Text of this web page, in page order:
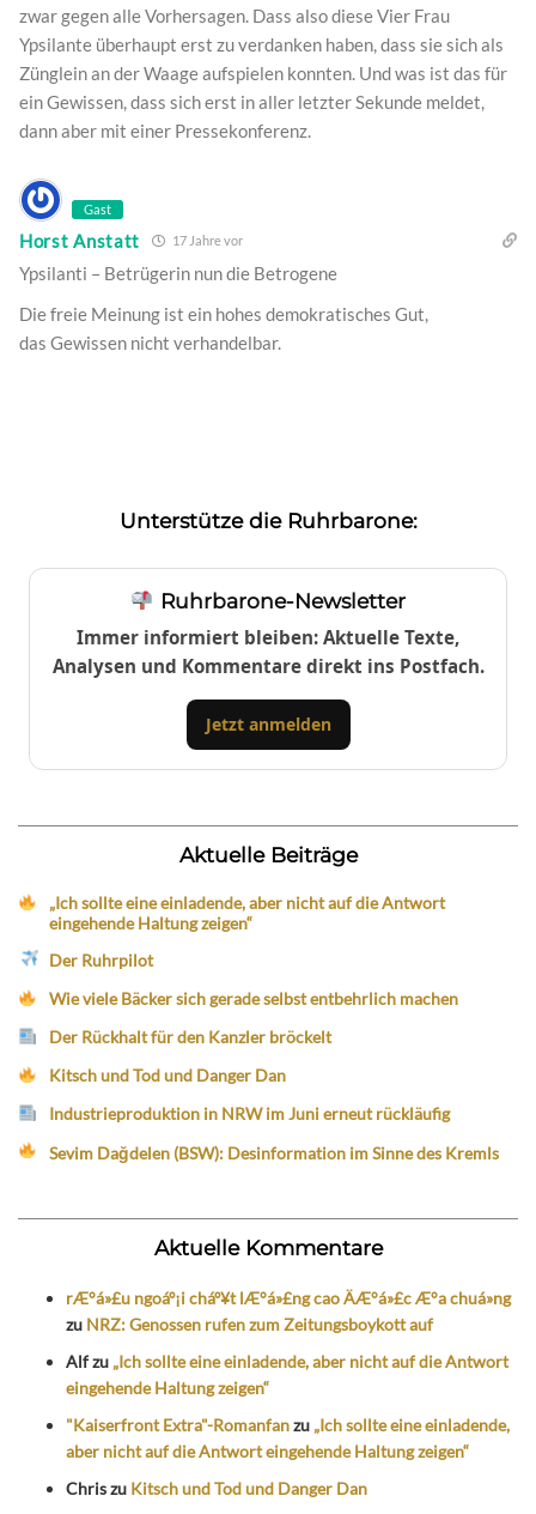
zwar gegen alle Vorhersagen. Dass also diese Vier Frau
Ypsilante überhaupt erst zu verdanken haben, dass sie sich als
Zünglein an der Waage aufspielen konnten. Und was ist das für
ein Gewissen, dass sich erst in aller letzter Sekunde meldet,
dann aber mit einer Pressekonferenz.
Gast
Horst Anstatt 17 Jahre vor
Ypsilanti – Betrügerin nun die Betrogene
Die freie Meinung ist ein hohes demokratisches Gut,
das Gewissen nicht verhandelbar.
Unterstütze die Ruhrbarone:
Ruhrbarone-Newsletter
Immer informiert bleiben: Aktuelle Texte,
Analysen und Kommentare direkt ins Postfach.
Jetzt anmelden
Aktuelle Beiträge
„Ich sollte eine einladende, aber nicht auf die Antwort
eingehende Haltung zeigen“
Der Ruhrpilot
Wie viele Bäcker sich gerade selbst entbehrlich machen
Der Rückhalt für den Kanzler bröckelt
Kitsch und Tod und Danger Dan
Industrieproduktion in NRW im Juni erneut rückläufig
Sevim Dağdelen (BSW): Desinformation im Sinne des Kremls
Aktuelle Kommentare
rÆ°á»£u ngoáº¡i cháº¥t lÆ°á»£ng cao ÄÆ°á»£c Æ°a chuá»ng
zu NRZ: Genossen rufen zum Zeitungsboykott auf
Alfzu „Ich sollte eine einladende, aber nicht auf die Antwort
eingehende Haltung zeigen“
"Kaiserfront Extra"-Romanfanzu „Ich sollte eine einladende,
aber nicht auf die Antwort eingehende Haltung zeigen“
Chriszu Kitsch und Tod und Danger Dan